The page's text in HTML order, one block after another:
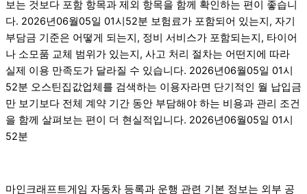
보는 것보다 포함 항목과 제외 항목을 함께 확인하는 편이 좋습니
다. 2026년06월05일 01시52분 보험료가 포함되어 있는지, 자기
부담금 기준은 어떻게 되는지, 정비 서비스가 포함되는지, 타이어
나 소모품 교체 범위가 있는지, 사고 처리 절차는 어떤지에 따라
실제 이용 만족도가 달라질 수 있습니다. 2026년06월05일 01시
52분 오스틴집값업체를 검색하는 이용자라면 단기적인 월 납입금
만 보기보다 전체 계약 기간 동안 부담해야 하는 비용과 관리 조건
을 함께 살펴보는 편이 더 현실적입니다. 2026년06월05일 01시
52분
마인크래프트게임 자동차 등록과 운행 관련 기본 정보는 외부 공